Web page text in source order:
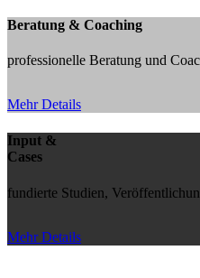
Beratung & Coaching
professionelle Beratung und
Mehr Details
Input &
Cases
fundierte Studien,
Mehr Details